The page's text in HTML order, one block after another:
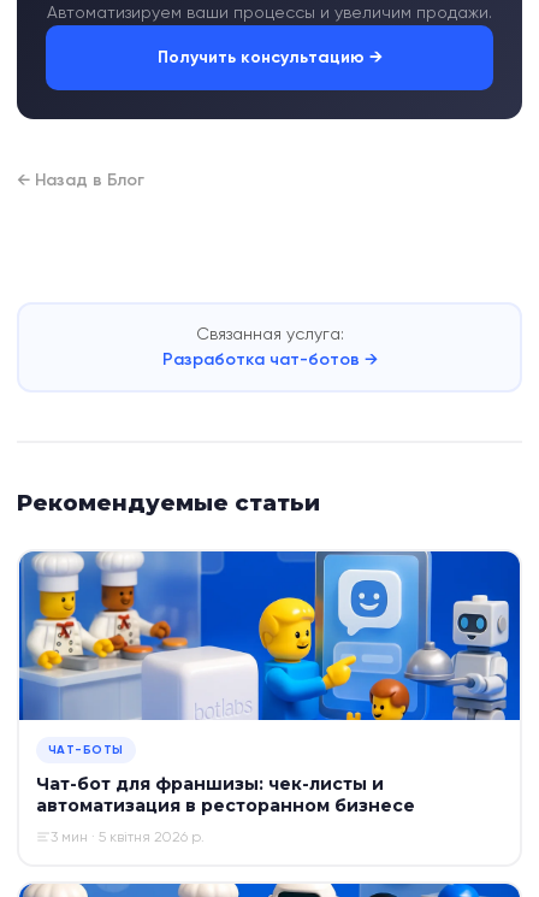
Автоматизируем ваши процессы и увеличим продажи.
Получить консультацию →
← Назад в Блог
Связанная услуга:
Разработка чат-ботов →
Рекомендуемые статьи
ЧАТ-БОТЫ
Чат-бот для франшизы: чек-листы и
автоматизация в ресторанном бизнесе
3 мин · 5 квітня 2026 р.